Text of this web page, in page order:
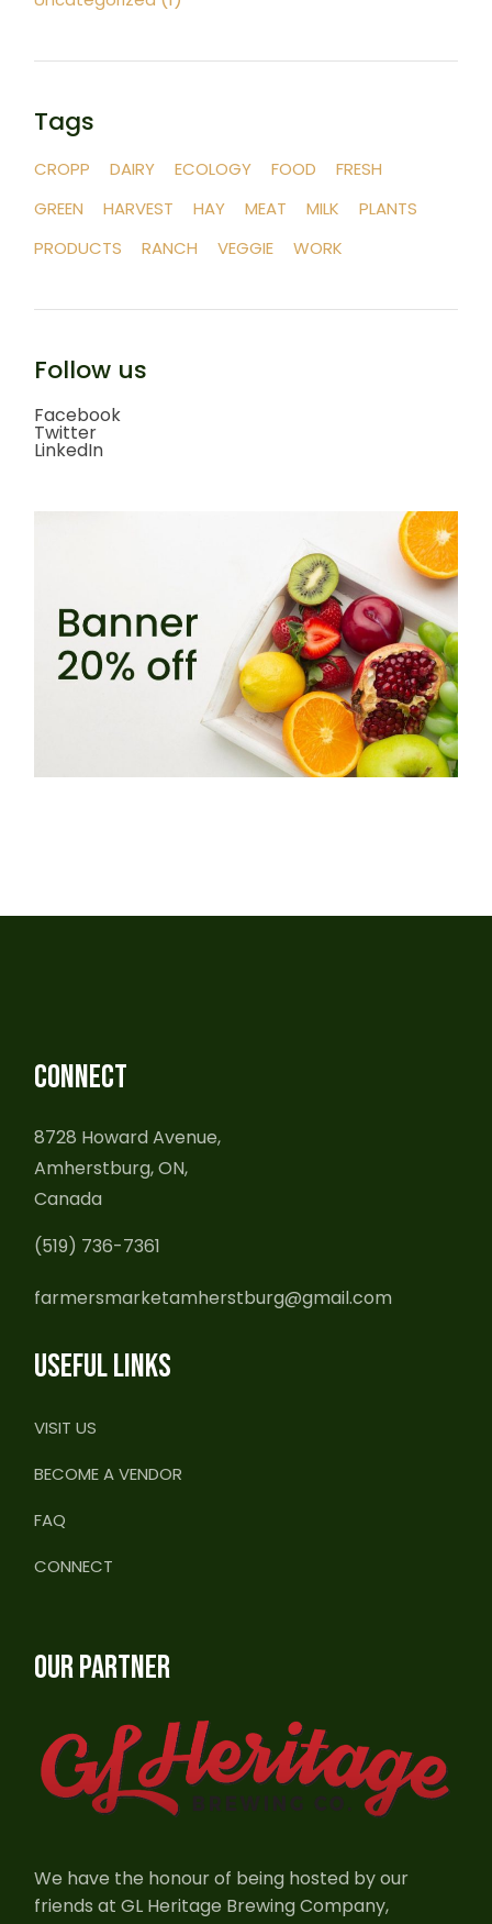
Tags
CROPP DAIRY ECOLOGY FOOD
FRESH
GREEN
HARVEST HAY MEAT MILK
PLANTS
PRODUCTS
RANCH VEGGIE WORK
Follow us
Facebook
Twitter
LinkedIn
CONNECT
8728 Howard Avenue,
Amherstburg, ON,
Canada
(519) 736-7361
farmersmarketamherstburg@gmail.com
USEFUL LINKS
VISIT US
BECOME A VENDOR
FAQ
CONNECT
OUR PARTNER
We have the honour of being hosted by our
friends at GL Heritage Brewing Company,